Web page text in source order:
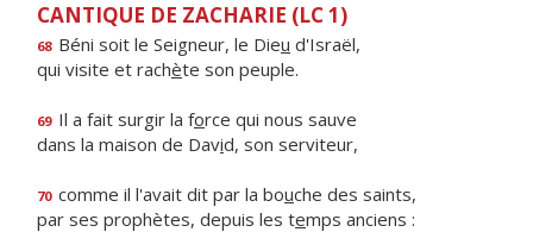
CANTIQUE DE ZACHARIE (LC 1)
68 Béni soit le Seigneur, le Dieu d'Israël,
qui visite et rachète son peuple.
69 Il a fait surgir la force qui nous sauve
dans la maison de David, son serviteur,
70 comme il l'avait dit par la bouche des saints,
par ses prophètes, depuis les temps anciens :